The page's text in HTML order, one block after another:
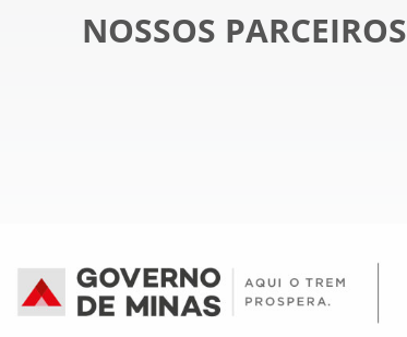
NOSSOS PARCEIROS